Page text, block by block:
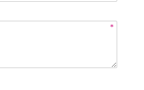
*